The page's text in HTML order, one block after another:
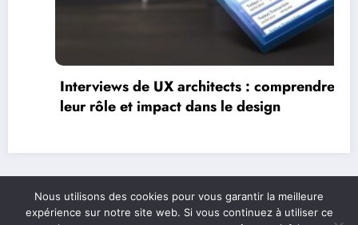
: comprendre
le design
Interviews de full
leur parcours et
Nous utilisons des cookies pour vous garantir la meilleure
expérience sur notre site web. Si vous continuez à utiliser ce